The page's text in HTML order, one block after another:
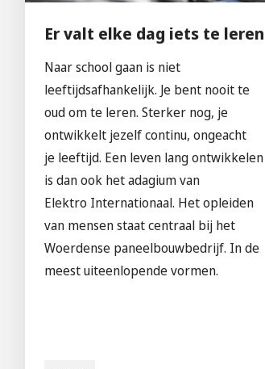
Er valt elke dag iets te leren
Naar school gaan is niet
leeftijdsafhankelijk. Je bent nooit te
oud om te leren. Sterker nog, je
ontwikkelt jezelf continu, ongeacht
je leeftijd. Een leven lang ontwikkelen
is dan ook het adagium van
Elektro Internationaal. Het opleiden
van mensen staat centraal bij het
Woerdense paneelbouwbedrijf. In de
meest uiteenlopende vormen.